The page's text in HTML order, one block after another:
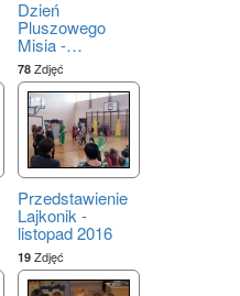
Dzień
Pluszowego
Misia -…
78 Zdjęć
Przedstawienie
Lajkonik -
listopad 2016
19 Zdjęć